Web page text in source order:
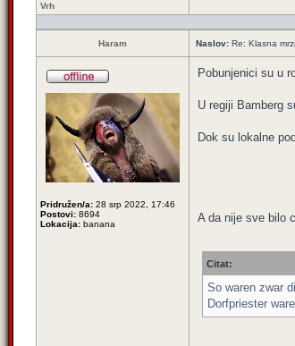
Vrh
Haram Naslov: Re: Klasna
Pridružen/a: 28 srp 2022, 17:46
Postovi: 8694
Lokacija: banana
Pobunjenici su u
U regiji Bamberg
Dok su lokalne
A da nije sve bilo
Citat:
So waren zwar
Dorfpriester